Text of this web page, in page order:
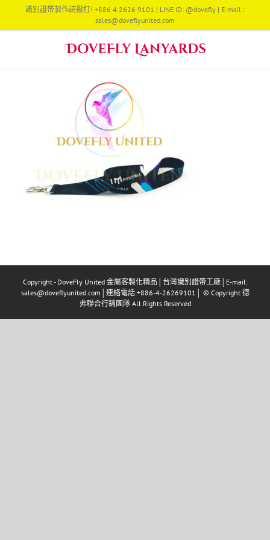
content
識別證帶製作請撥打! +886 4 2626 9101 | LINE ID: @dovefly | E-mail :
sales@doveflyunited.com
Copyright - DoveFly United 金屬客製化精品│台灣識別證帶工廠│E-mail:
sales@doveflyunited.com│連絡電話:+886-4-26269101│ © Copyright 德
弗聯合行銷團隊 All Rights Reserved